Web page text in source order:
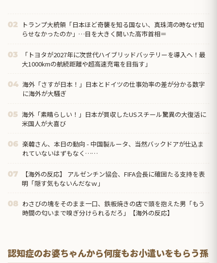
02
トランプ大統領「日本ほど奇襲を知る国ない、真珠湾の時なぜ知
らせなかったのか」…目を大きく開いた高市首相＝
03
「トヨタが2027年に次世代ハイブリッドバッテリーを導入へ！最
大1000kmの航続距離や超高速充電を目指す」
04 海外「さすが日本！」日本とドイツの仕事効率の差が分かる数字
に海外が大騒ぎ
05 海外「素晴らしい！」日本が買収したUSスチール驚異の大復活に
米国人が大喜び
06 楽韓さん、本日の動向 - 中国製ルータ、当然バックドアが仕込ま
れていないはずもなく……
07
【海外の反応】 アルゼンチン協会、FIFA会長に確固たる支持を表
明「隠す気もないんだなｗ」
08 わさびの塊をそのまま一口、鉄板焼きの店で頭を抱えた男「もう
時間の匂いまで嗅ぎ分けられるだろ」【海外の反応】
認知症のお婆ちゃんから何度もお小遣いをもらう孫